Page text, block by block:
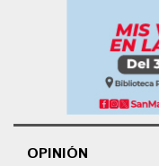
OPINIÓN